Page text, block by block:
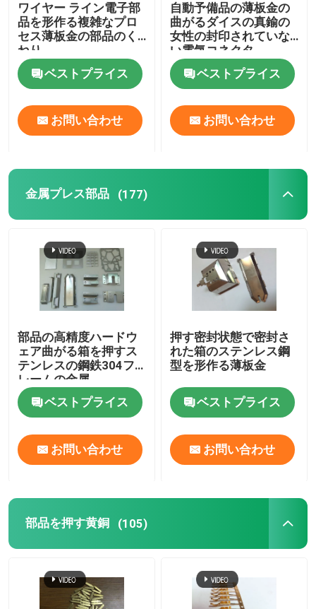
ワイヤー ライン電子部
品を形作る複雑なプロ
セス薄板金の部品のく
ねり
ベストプライス
お問い合わせ
自動予備品の薄板金の
曲がるダイスの真鍮の
女性の封印されていな
い電気コネクタ
ベストプライス
お問い合わせ
金属プレス部品 (177)
部品の高精度ハードウ
ェア曲がる箱を押すス
テンレスの鋼鉄304フ
レームの金属
ベストプライス
お問い合わせ
押す密封状態で密封さ
れた箱のステンレス鋼
型を形作る薄板金
ベストプライス
お問い合わせ
部品を押す黄銅 (105)